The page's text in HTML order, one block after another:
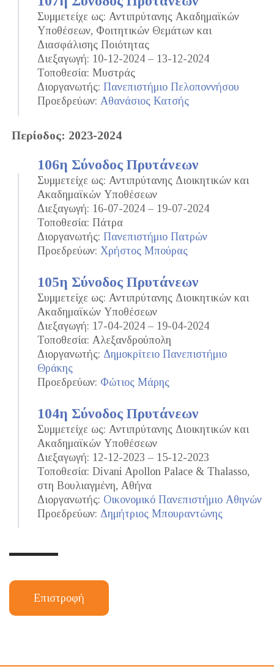
Συμμετείχε ως: Αντιπρύτανης Ακαδημαϊκών
Υποθέσεων, Φοιτητικών Θεμάτων και
Διασφάλισης Ποιότητας
Διεξαγωγή: 10-12-2024 – 13-12-2024
Τοποθεσία: Μυστράς
Διοργανωτής: Πανεπιστήμιο Πελοποννήσου
Προεδρεύων: Αθανάσιος Κατσής
Περίοδος: 2023-2024
106η Σύνοδος Πρυτάνεων
Συμμετείχε ως: Αντιπρύτανης Διοικητικών και
Ακαδημαϊκών Υποθέσεων
Διεξαγωγή: 16-07-2024 – 19-07-2024
Τοποθεσία: Πάτρα
Διοργανωτής: Πανεπιστήμιο Πατρών
Προεδρεύων: Χρήστος Μπούρας
105η Σύνοδος Πρυτάνεων
Συμμετείχε ως: Αντιπρύτανης Διοικητικών και
Ακαδημαϊκών Υποθέσεων
Διεξαγωγή: 17-04-2024 – 19-04-2024
Τοποθεσία: Αλεξανδρούπολη
Διοργανωτής: Δημοκρίτειο Πανεπιστήμιο
Θράκης
Προεδρεύων: Φώτιος Μάρης
104η Σύνοδος Πρυτάνεων
Συμμετείχε ως: Αντιπρύτανης Διοικητικών και
Ακαδημαϊκών Υποθέσεων
Διεξαγωγή: 12-12-2023 – 15-12-2023
Τοποθεσία: Divani Apollon Palace & Thalasso,
στη Βουλιαγμένη, Αθήνα
Διοργανωτής: Οικονομικό Πανεπιστήμιο Αθηνών
Προεδρεύων: Δημήτριος Μπουραντώνης
Επιστροφή